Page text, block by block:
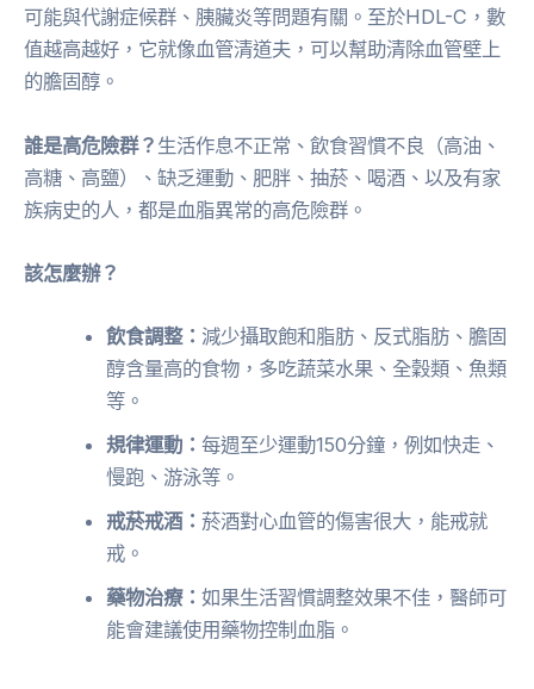
可能與代謝症候群、胰臟炎等問題有關。至於HDL-C，數
值越高越好，它就像血管清道夫，可以幫助清除血管壁上
的膽固醇。
誰是高危險群？ 生活作息不正常、飲食習慣不良（高油、
高糖、高鹽）、缺乏運動、肥胖、抽菸、喝酒、以及有家
族病史的人，都是血脂異常的高危險群。
該怎麼辦？
飲食調整： 減少攝取飽和脂肪、反式脂肪、膽固
醇含量高的食物，多吃蔬菜水果、全穀類、魚類
等。
規律運動：每週至少運動150分鐘，例如快走、
慢跑、游泳等。
戒菸戒酒：菸酒對心血管的傷害很大，能戒就
戒。
藥物治療：如果生活習慣調整效果不佳，醫師可
能會建議使用藥物控制血脂。